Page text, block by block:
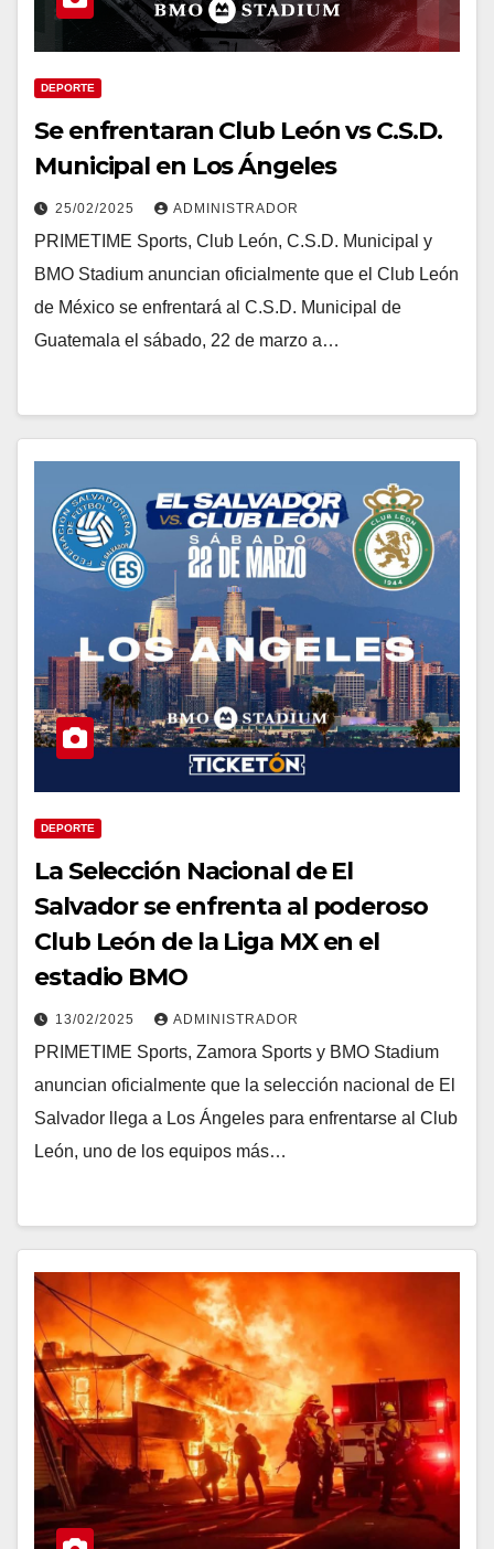
DEPORTE
Se enfrentaran Club León vs C.S.D.
Municipal en Los Ángeles
25/02/2025 ADMINISTRADOR
PRIMETIME Sports, Club León, C.S.D. Municipal y
BMO Stadium anuncian oficialmente que el Club León
de México se enfrentará al C.S.D. Municipal de
Guatemala el sábado, 22 de marzo a…
DEPORTE
La Selección Nacional de El
Salvador se enfrenta al poderoso
Club León de la Liga MX en el
estadio BMO
13/02/2025 ADMINISTRADOR
PRIMETIME Sports, Zamora Sports y BMO Stadium
anuncian oficialmente que la selección nacional de El
Salvador llega a Los Ángeles para enfrentarse al Club
León, uno de los equipos más…